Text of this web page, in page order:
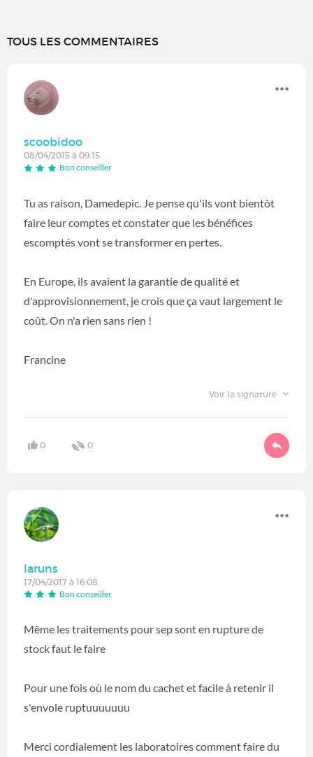
TOUS LES COMMENTAIRES
scoobidoo
08/04/2015 à 09:15
Bon conseiller
Tu as raison, Damedepic. Je pense qu'ils vont bientôt
faire leur comptes et constater que les bénéfices
escomptés vont se transformer en pertes.
En Europe, ils avaient la garantie de qualité et
d'approvisionnement, je crois que ça vaut largement le
coût. On n'a rien sans rien !
Francine
Voir la signature
0 0
laruns
17/04/2017 à 16:08
Bon conseiller
Même les traitements pour sep sont en rupture de
stock faut le faire
Pour une fois où le nom du cachet et facile à retenir il
s'envole ruptuuuuuuu
Merci cordialement les laboratoires comment faire du